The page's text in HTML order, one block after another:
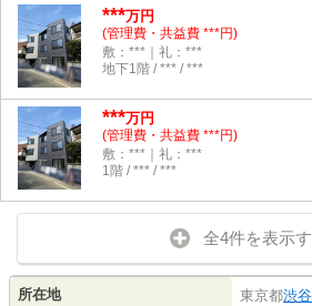
***万円
(管理費・共益費 ***円)
敷：***｜礼：***
地下1階 / *** / ***
***万円
(管理費・共益費 ***円)
敷：***｜礼：***
1階 / *** / ***
全4件を表示
所在地 東京都渋